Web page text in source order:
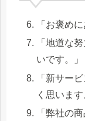
「お褒め
「地道な
いです。」
「新サー
く思います
「弊社の